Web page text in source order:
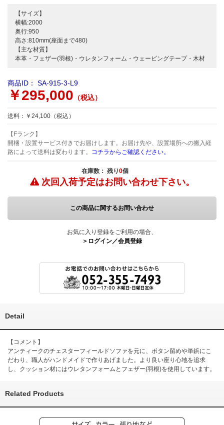
【サイズ】
横幅:2000
奥行:950
高さ:810mm(座面まで480)
【主な材質】
本革・フェザー(羽根)・ウレタンフォーム・ウェービングテープ・木材
商品ID： SA-915-3-L9
￥295,000 （税込）
送料：￥24,100（税込）
【Fランク】
開梱・設置サービス付きでお届けします。お届け先や、設置場所への搬入経
路によって送料は変わります。 コチラからご確認ください。
在庫数： 残り0個
次回入荷予定はお問い合わせ下さい。
この商品に関するお問い合わせ
お気に入り登録をご利用の場合、
＞ログイン／会員登録
Detail
【コメント】
アンティークのチェスターフィールドソファを元に、ボタン留めや単鋲にこ
だわり、職人がハンドメイドで作りあげました。より良い座り心地を追求
し、クッション材にはウレタンフォームとフェザー(羽根)を使用しています。
Related Products